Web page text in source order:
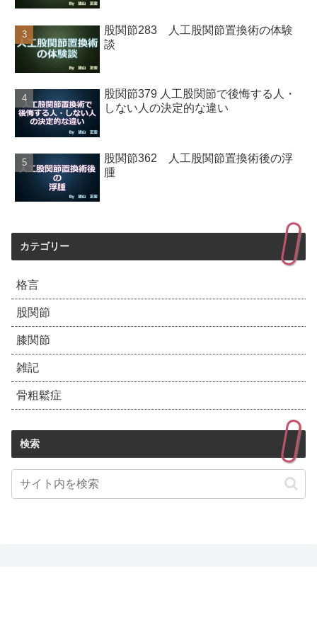
股関節283 人工股関節置換術の体験
談
股関節379 人工股関節で後悔する人・
しない人の決定的な違い
股関節362 人工股関節置換術後の浮
腫
カテゴリー
格言
股関節
膝関節
雑記
骨粗鬆症
検索